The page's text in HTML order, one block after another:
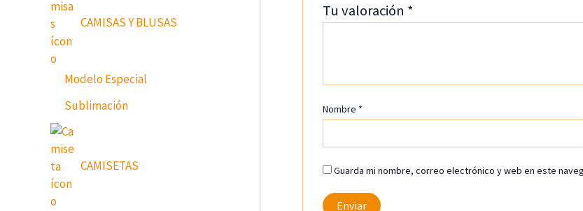
CAMISAS Y BLUSAS
Modelo Especial
Sublimación
CAMISETAS
Tu valoración *
Nombre *
Guarda mi nombre, correo electrónico y web en este